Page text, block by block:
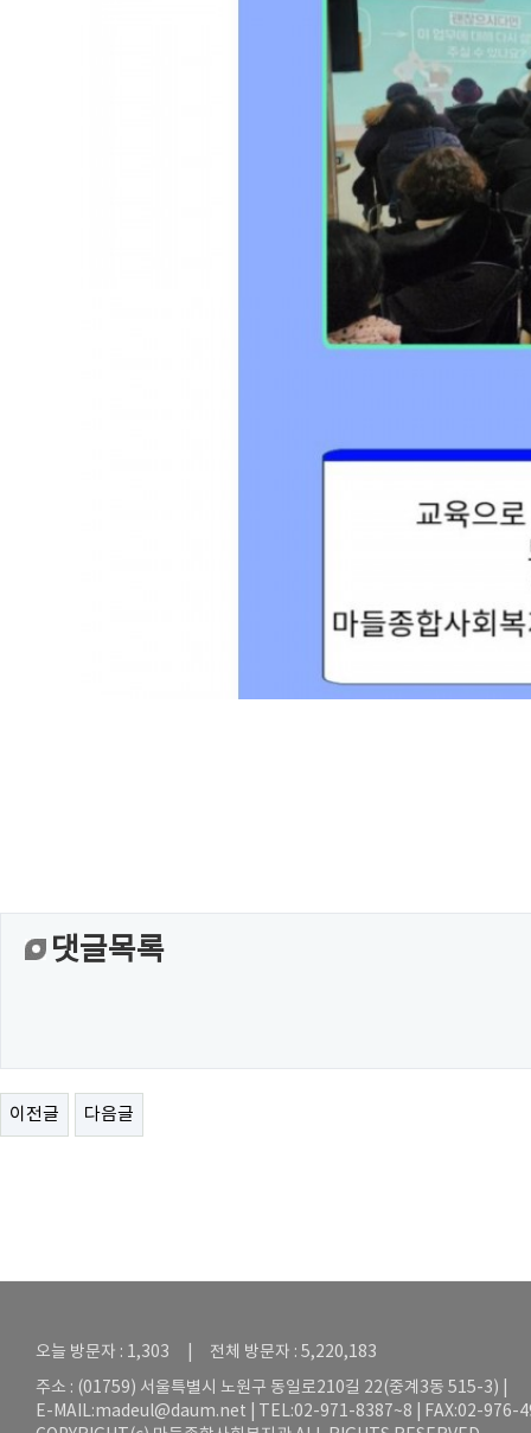
댓글목록
이전글 다음글
오늘 방문자 : 1,303 | 전체 방문자 : 5,220,183
주소 : (01759) 서울특별시 노원구 동일로210길 22(중계3동 515-3) |
E-MAIL:madeul@daum.net | TEL:02-971-8387~8 | FAX:02-976-